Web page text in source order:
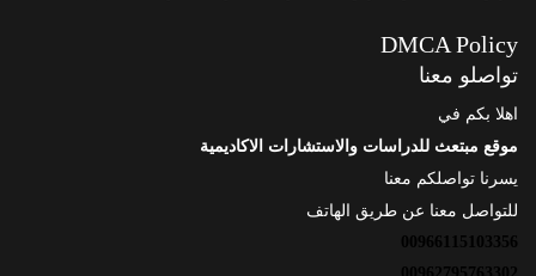
DMCA Policy
تواصلو معنا
اهلا بكم في
موقع مبتعث للدراسات والاستشارات الاكاديمية
يسرنا تواصلكم معنا
للتواصل معنا عن طريق الهاتف
00966115103356